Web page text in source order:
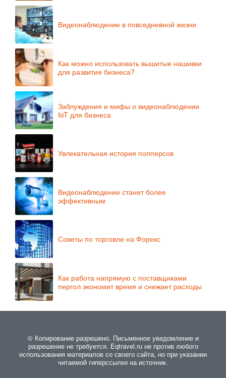
Видеонаблюдение в повседневной жизни
Как можно использовать вышитые нашивки
для развития бизнеса?
Заблуждения и мифы о видеонаблюдении
IoT для бизнеса
Увлекательная история попперсов
Видеонаблюдение станет более
эффективным
Советы по торговле на Форекс
Как работа напрямую с поставщиками
пергол экономит время и снижает расходы
© Копирование разрешено. Письменное уведомление и
разрешение не требуется. Eqtravel.ru не против любого
использования материалов со своего сайта, но при указании
читаемой гиперссылки на источник.